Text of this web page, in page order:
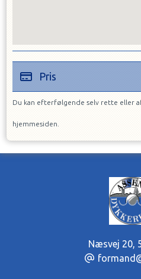
Pris
Du kan efterfølgende selv rette eller
hjemmesiden.
Næsvej 20,